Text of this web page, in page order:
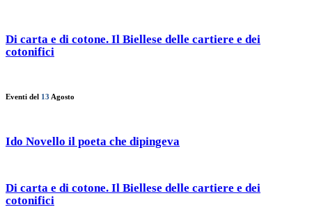
Di carta e di cotone. Il Biellese delle cartiere e dei
cotonifici
Eventi del 13 Agosto
Ido Novello il poeta che dipingeva
Di carta e di cotone. Il Biellese delle cartiere e dei
cotonifici